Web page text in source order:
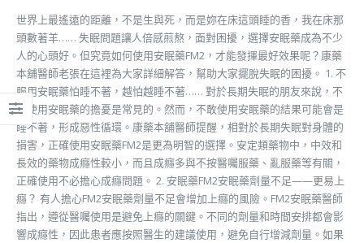
世界上最遙遠的距離，不是生與死，而是妳在床這頭睡的香，我在床那
頭數著羊…… 失眠問題讓人倍感煎熬，面對困擾，選擇安眠藥成為不少
人的心頭好。但究竟如何使用安眠藥FM2，才能發揮最好效果呢？康藥
本舖醫師老張在這裡為大家詳細解答，幫助大家擺脫失眠的困擾。 1. 不
服用安眠藥怕睡不著，越怕越睡不著…… 對於長期失眠的朋友來說，不
敢使用安眠藥的擔憂是常見的。然而，不敢使用安眠藥的結果可能會是
睡不著，形成惡性循環。康藥本舖醫師提醒，相對於長期失眠對身體的
損害，正確使用安眠藥FM2是更為明智的選擇。安定類藥物中，中效和
長效的藥物成癮性較小，而且成癮多與不按醫囑服藥、亂服藥等有關，
正確使用不必擔心成癮問題。 2. 安眠藥FM2安眠藥劑量不足——更易上
癮？ 有人擔心FM2安眠藥劑量不足會增加上癮的風險。FM2安眠藥醫師
指出，遵從醫囑使用是避免上癮的關鍵。不同的劑量和時間安排都會影
響成癮性，因此患者應按照醫生的建議使用，避免自行增減劑量。如果